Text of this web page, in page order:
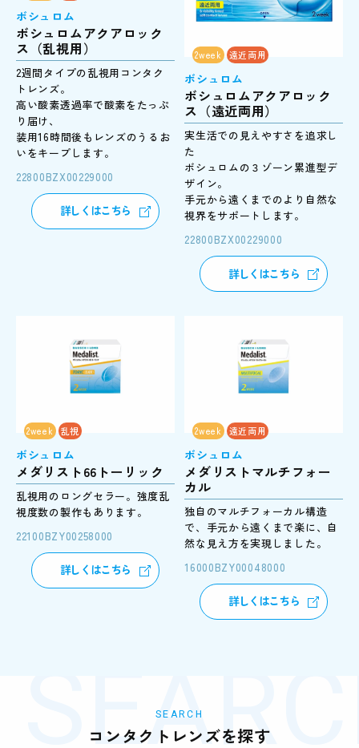
ボシュロム
ボシュロムアクアロック
ス（乱視用）
2週間タイプの乱視用コンタク
トレンズ。
高い酸素透過率で酸素をたっぷ
り届け、
装用16時間後もレンズのうるお
いをキープします。
22800BZX00229000
詳しくはこちら
2week 遠近両用
ボシュロム
ボシュロムアクアロック
ス（遠近両用）
実生活での見えやすさを追求し
た
ボシュロムの３ゾーン累進型デ
ザイン。
手元から遠くまでのより自然な
視界をサポートします。
22800BZX00229000
詳しくはこちら
2week 乱視
ボシュロム
メダリスト66トーリック
乱視用のロングセラー。強度乱
視度数の製作もあります。
22100BZY00258000
詳しくはこちら
2week 遠近両用
ボシュロム
メダリストマルチフォー
カル
独自のマルチフォーカル構造
で、手元から遠くまで楽に、自
然な見え方を実現しました。
16000BZY00048000
詳しくはこちら
SEARCH
コンタクトレンズを探す